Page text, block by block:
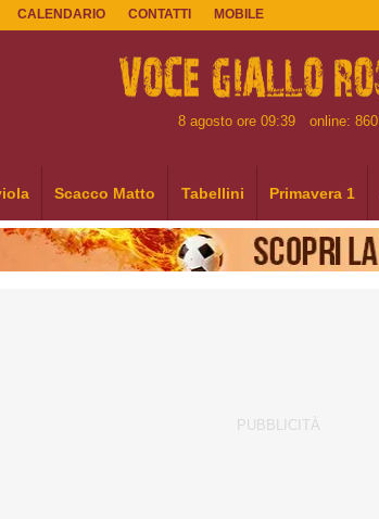
CALENDARIO CONTATTI MOBILE
8 agosto ore 09:39 online: 860
Scacco Matto Tabellini Primavera 1